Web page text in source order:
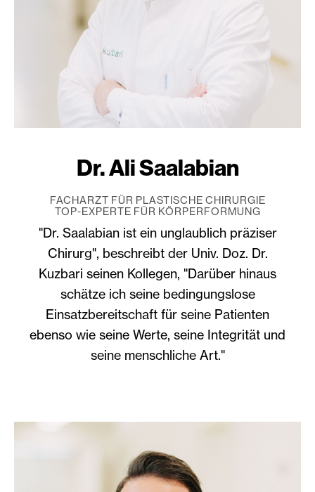
Dr. Ali Saalabian
FACHARZT FÜR PLASTISCHE CHIRURGIE
TOP-EXPERTE FÜR KÖRPERFORMUNG
"Dr. Saalabian ist ein unglaublich präziser
Chirurg", beschreibt der Univ. Doz. Dr.
Kuzbari seinen Kollegen, "Darüber hinaus
schätze ich seine bedingungslose
Einsatzbereitschaft für seine Patienten
ebenso wie seine Werte, seine Integrität und
seine menschliche Art."